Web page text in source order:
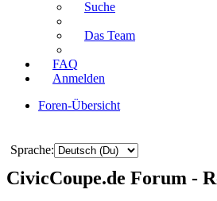
Suche
Das Team
FAQ
Anmelden
Foren-Übersicht
Sprache:
CivicCoupe.de Forum -